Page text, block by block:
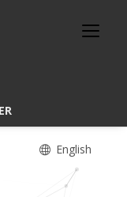
English